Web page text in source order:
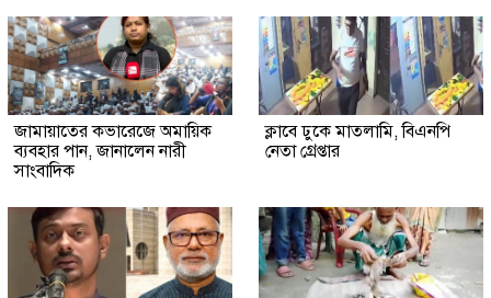
জামায়াতের কভারেজে অমায়িক
ব্যবহার পান, জানালেন নারী
সাংবাদিক
ক্লাবে ঢুকে মাতলামি, বিএনপি
নেতা গ্রেপ্তার